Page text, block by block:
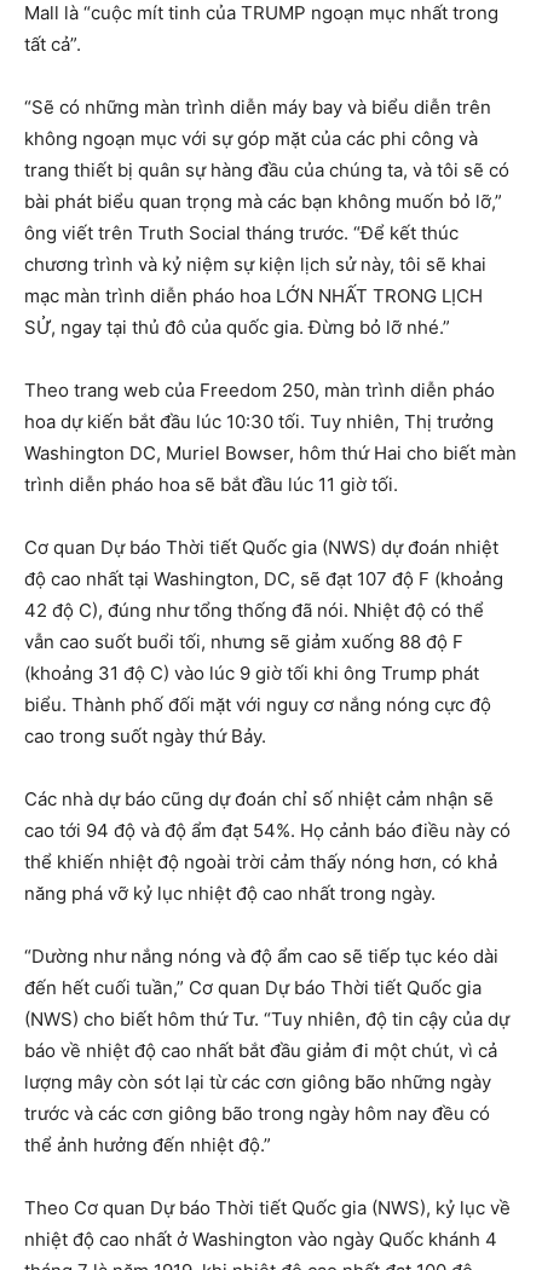
Mall là “cuộc mít tinh của TRUMP ngoạn mục nhất trong
tất cả”.
“Sẽ có những màn trình diễn máy bay và biểu diễn trên
không ngoạn mục với sự góp mặt của các phi công và
trang thiết bị quân sự hàng đầu của chúng ta, và tôi sẽ có
bài phát biểu quan trọng mà các bạn không muốn bỏ lỡ,”
ông viết trên Truth Social tháng trước. “Để kết thúc
chương trình và kỷ niệm sự kiện lịch sử này, tôi sẽ khai
mạc màn trình diễn pháo hoa LỚN NHẤT TRONG LỊCH
SỬ, ngay tại thủ đô của quốc gia. Đừng bỏ lỡ nhé.”
Theo trang web của Freedom 250, màn trình diễn pháo
hoa dự kiến ​​bắt đầu lúc 10:30 tối. Tuy nhiên, Thị trưởng
Washington DC, Muriel Bowser, hôm thứ Hai cho biết màn
trình diễn pháo hoa sẽ bắt đầu lúc 11 giờ tối.
Cơ quan Dự báo Thời tiết Quốc gia (NWS) dự đoán nhiệt
độ cao nhất tại Washington, DC, sẽ đạt 107 độ F (khoảng
42 độ C), đúng như tổng thống đã nói. Nhiệt độ có thể
vẫn cao suốt buổi tối, nhưng sẽ giảm xuống 88 độ F
(khoảng 31 độ C) vào lúc 9 giờ tối khi ông Trump phát
biểu. Thành phố đối mặt với nguy cơ nắng nóng cực độ
cao trong suốt ngày thứ Bảy.
Các nhà dự báo cũng dự đoán chỉ số nhiệt cảm nhận sẽ
cao tới 94 độ và độ ẩm đạt 54%. Họ cảnh báo điều này có
thể khiến nhiệt độ ngoài trời cảm thấy nóng hơn, có khả
năng phá vỡ kỷ lục nhiệt độ cao nhất trong ngày.
“Dường như nắng nóng và độ ẩm cao sẽ tiếp tục kéo dài
đến hết cuối tuần,” Cơ quan Dự báo Thời tiết Quốc gia
(NWS) cho biết hôm thứ Tư. “Tuy nhiên, độ tin cậy của dự
báo về nhiệt độ cao nhất bắt đầu giảm đi một chút, vì cả
lượng mây còn sót lại từ các cơn giông bão những ngày
trước và các cơn giông bão trong ngày hôm nay đều có
thể ảnh hưởng đến nhiệt độ.”
Theo Cơ quan Dự báo Thời tiết Quốc gia (NWS), kỷ lục về
nhiệt độ cao nhất ở Washington vào ngày Quốc khánh 4